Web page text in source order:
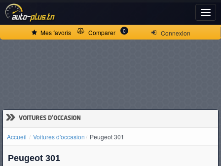
Connexion
Mes favoris Comparer 0
» VOITURES D'OCCASION
Accueil Voitures d'occasion Peugeot 301
Peugeot 301
ACCUEIL
D'OCCASION